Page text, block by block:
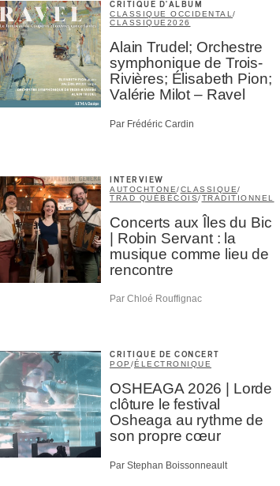
CRITIQUE D'ALBUM
CLASSIQUE OCCIDENTAL/
CLASSIQUE2026
Alain Trudel; Orchestre
symphonique de Trois-
Rivières; Élisabeth Pion;
Valérie Milot – Ravel
Par Frédéric Cardin
INTERVIEW
AUTOCHTONE/CLASSIQUE/
TRAD QUÉBÉCOIS/TRADITIONNEL
Concerts aux Îles du Bic
| Robin Servant : la
musique comme lieu de
rencontre
Par Chloé Rouffignac
CRITIQUE DE CONCERT
POP /ÉLECTRONIQUE
OSHEAGA 2026 | Lorde
clôture le festival
Osheaga au rythme de
son propre cœur
Par Stephan Boissonneault
Nom*